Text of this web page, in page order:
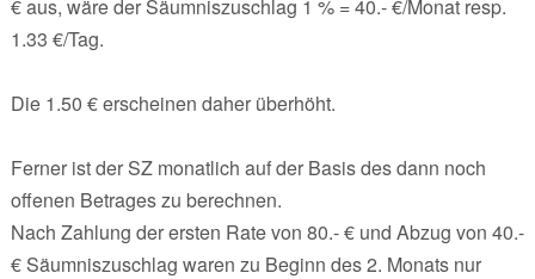
€ aus, wäre der Säumniszuschlag 1 % = 40.- €/Monat resp.
1.33 €/Tag.
Die 1.50 € erscheinen daher überhöht.
Ferner ist der SZ monatlich auf der Basis des dann noch
offenen Betrages zu berechnen.
Nach Zahlung der ersten Rate von 80.- € und Abzug von 40.-
€ Säumniszuschlag waren zu Beginn des 2. Monats nur